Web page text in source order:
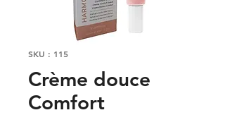
SKU : 115
Crème douce
Comfort